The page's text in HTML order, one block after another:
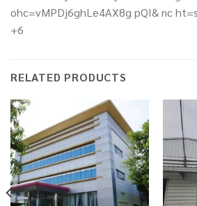
+6
RELATED PRODUCTS